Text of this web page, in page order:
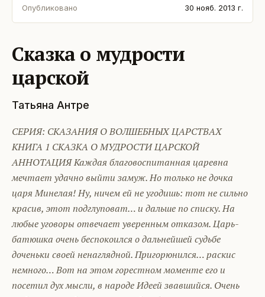
Опубликовано
30 нояб. 2013 г.
Сказка о мудрости
царской
Татьяна Антре
СЕРИЯ: СКАЗАНИЯ О ВОЛШЕБНЫХ ЦАРСТВАХ
КНИГА 1 СКАЗКА О МУДРОСТИ ЦАРСКОЙ
АННОТАЦИЯ Каждая благовоспитанная царевна
мечтает удачно выйти замуж. Но только не дочка
царя Минелая! Ну, ничем ей не угодишь: тот не сильно
красив, этот подглуповат… и дальше по списку. На
любые уговоры отвечает уверенным отказом. Царь-
батюшка очень беспокоился о дальнейшей судьбе
доченьки своей ненаглядной. Пригорюнился… раскис
немного… Вот на этом горестном моменте его и
посетил дух мысли, в народе Идеей звавшийся. Очень